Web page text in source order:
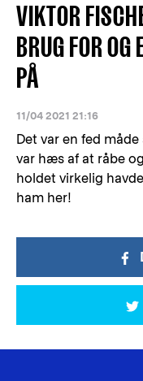
VIKTOR
BRUG FOR OG
PÅ
11/04 2021 21:16
Det var en fed
var hæs af at råbe
holdet virkelig
ham her!